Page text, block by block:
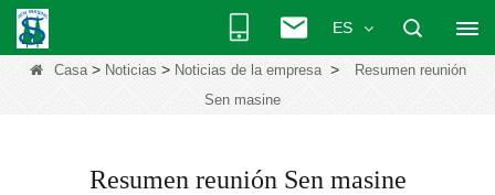
ES
Casa> Noticias > Noticias de la empresa>
Resumen reunión
Sen masine
Resumen reunión Sen masine